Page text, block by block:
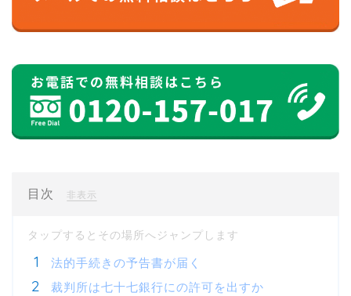
目次 非表示
法的手続きの予告書が届く
裁判所は七十七銀行にの許可を出すか